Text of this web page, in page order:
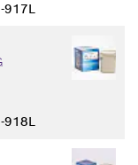
917L
918L